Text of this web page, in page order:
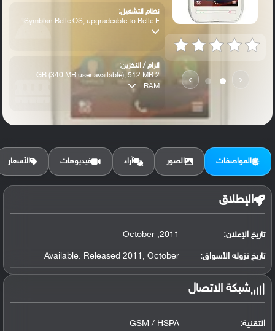
‹
›
نظام التشغيل:
Symbian Belle OS, upgradeable to Belle F...
الرام / التخزين:
2 GB (340 MB user available), 512 MB
RAM...
الكاميرا الأساسية:
المواصفات الصور آراء فيديوهات الأسعار
الإطلاق
تاريخ الإعلان: 2011, October
تاريخ نزوله الأسواق: Available. Released 2011, October
شبكة الاتصال
التقنية: GSM / HSPA